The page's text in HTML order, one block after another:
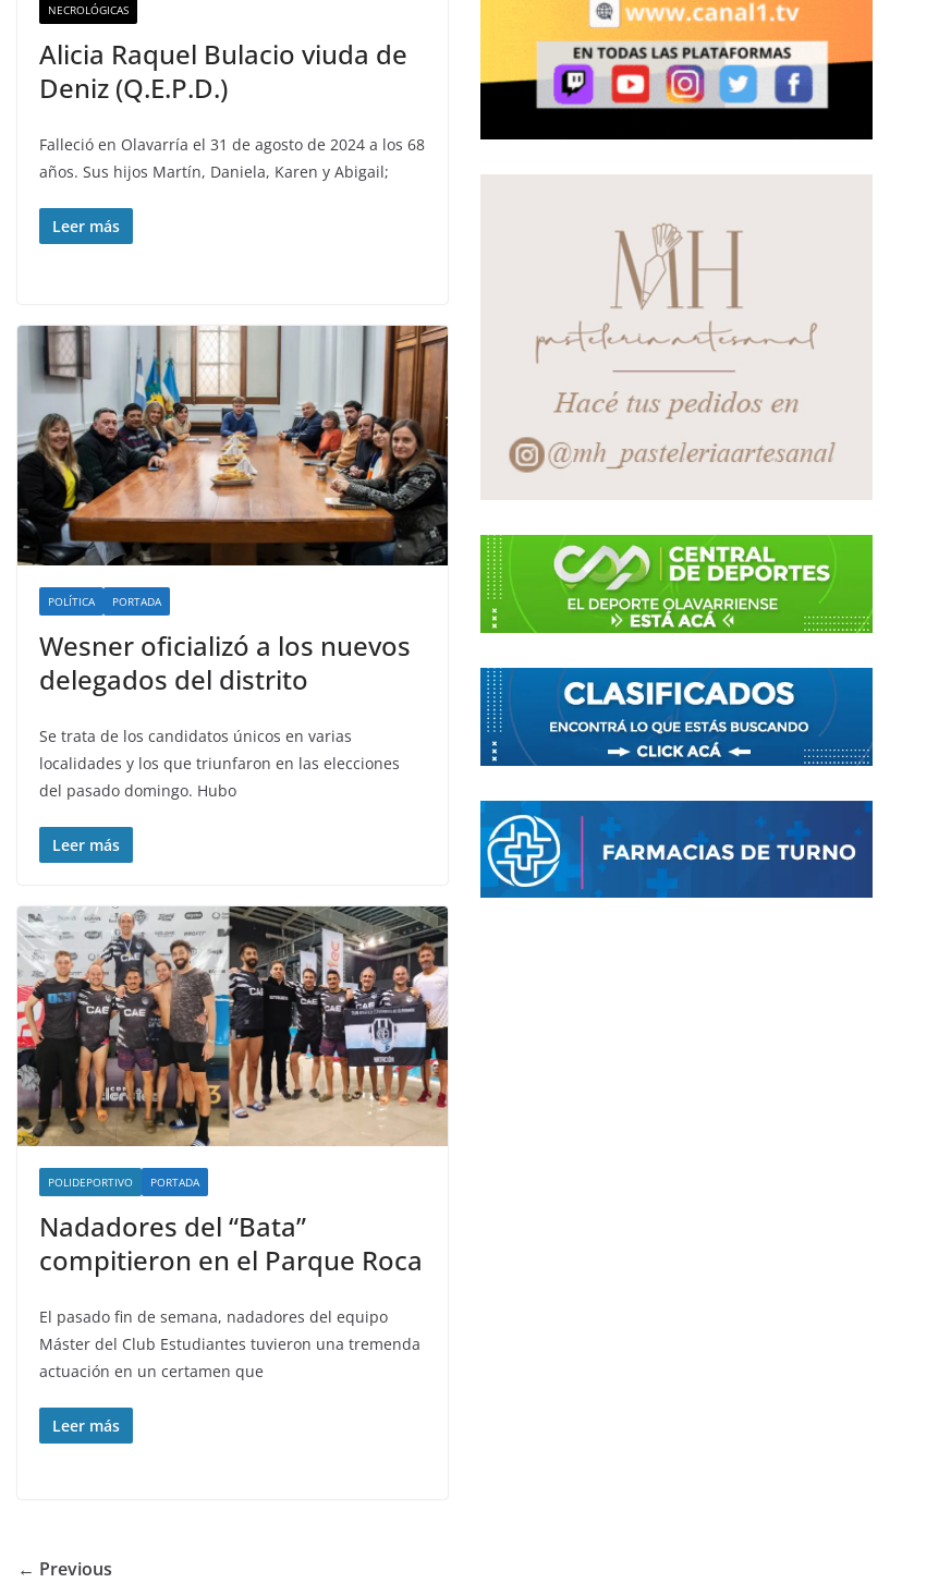
NECROLÓGICAS
Alicia Raquel Bulacio viuda de
Deniz (Q.E.P.D.)
Falleció en Olavarría el 31 de agosto de 2024 a los 68
años. Sus hijos Martín, Daniela, Karen y Abigail;
Leer más
POLÍTICA PORTADA
Wesner oficializó a los nuevos
delegados del distrito
Se trata de los candidatos únicos en varias
localidades y los que triunfaron en las elecciones
del pasado domingo. Hubo
Leer más
POLIDEPORTIVO PORTADA
Nadadores del “Bata”
compitieron en el Parque Roca
El pasado fin de semana, nadadores del equipo
Máster del Club Estudiantes tuvieron una tremenda
actuación en un certamen que
Leer más
← Previous